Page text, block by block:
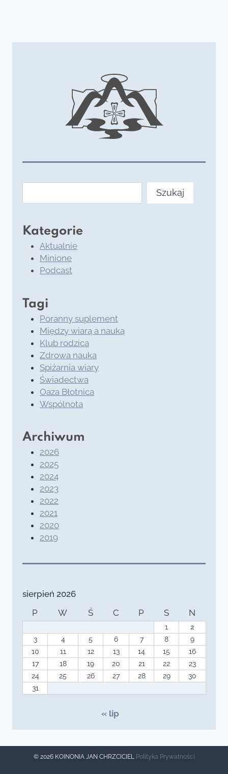
Szukaj
Kategorie
Aktualnie
Minione
Podcast
Tagi
Poranny suplement
Między wiarą a nauką
Klub rodzica
Zdrowa nauka
Spiżarnia wiary
Świadectwa
Oaza Błotnica
Wspólnota
Archiwum
2026
2025
2024
2023
2022
2021
2020
2019
sierpień 2026
P
W Ś C P S N
1
2
3
4 5 6 7 8
9
10
11 12 13 14 15
16
17
18 19 20 21 22
23
24
25 26 27 28 29
30
31
« lip
© 2026 KOINONIA JAN CHRZCICIEL Polityka Prywatności